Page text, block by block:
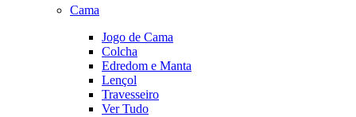
Cama
Jogo de Cama
Colcha
Edredom e Manta
Lençol
Travesseiro
Ver Tudo